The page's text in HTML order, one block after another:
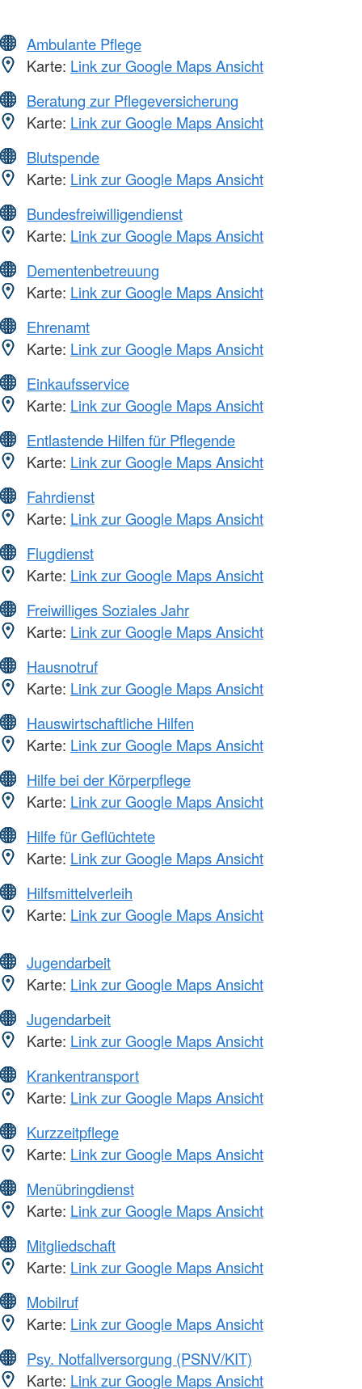
Ambulante Pflege
Karte: Link zur Google Maps Ansicht
Beratung zur Pflegeversicherung
Karte: Link zur Google Maps Ansicht
Blutspende
Karte: Link zur Google Maps Ansicht
Bundesfreiwilligendienst
Karte: Link zur Google Maps Ansicht
Dementenbetreuung
Karte: Link zur Google Maps Ansicht
Ehrenamt
Karte: Link zur Google Maps Ansicht
Einkaufsservice
Karte: Link zur Google Maps Ansicht
Entlastende Hilfen für Pflegende
Karte: Link zur Google Maps Ansicht
Fahrdienst
Karte: Link zur Google Maps Ansicht
Flugdienst
Karte: Link zur Google Maps Ansicht
Freiwilliges Soziales Jahr
Karte: Link zur Google Maps Ansicht
Hausnotruf
Karte: Link zur Google Maps Ansicht
Hauswirtschaftliche Hilfen
Karte: Link zur Google Maps Ansicht
Hilfe bei der Körperpflege
Karte: Link zur Google Maps Ansicht
Hilfe für Geflüchtete
Karte: Link zur Google Maps Ansicht
Hilfsmittelverleih
Karte: Link zur Google Maps Ansicht
Jugendarbeit
Karte: Link zur Google Maps Ansicht
Jugendarbeit
Karte: Link zur Google Maps Ansicht
Krankentransport
Karte: Link zur Google Maps Ansicht
Kurzzeitpflege
Karte: Link zur Google Maps Ansicht
Menübringdienst
Karte: Link zur Google Maps Ansicht
Mitgliedschaft
Karte: Link zur Google Maps Ansicht
Mobilruf
Karte: Link zur Google Maps Ansicht
Psy. Notfallversorgung (PSNV/KIT)
Karte: Link zur Google Maps Ansicht